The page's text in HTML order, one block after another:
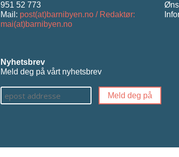
951 52 773
Mail: post(at)barnibyen.no / Redaktør:
mai(at)barnibyen.no
Nyhetsbrev
Meld deg på vårt nyhetsbrev